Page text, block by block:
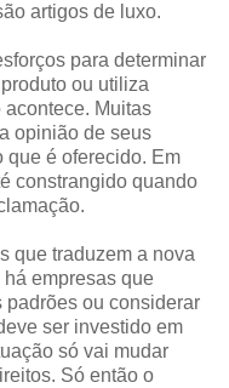
artigos de luxo.
para determinar
ou utiliza
Muitas
opinião de seus
que é oferecido. Em
constrangido quando
que traduzem a nova
empresas que
padrões ou considerar
ser investido em
só vai mudar
Só então o